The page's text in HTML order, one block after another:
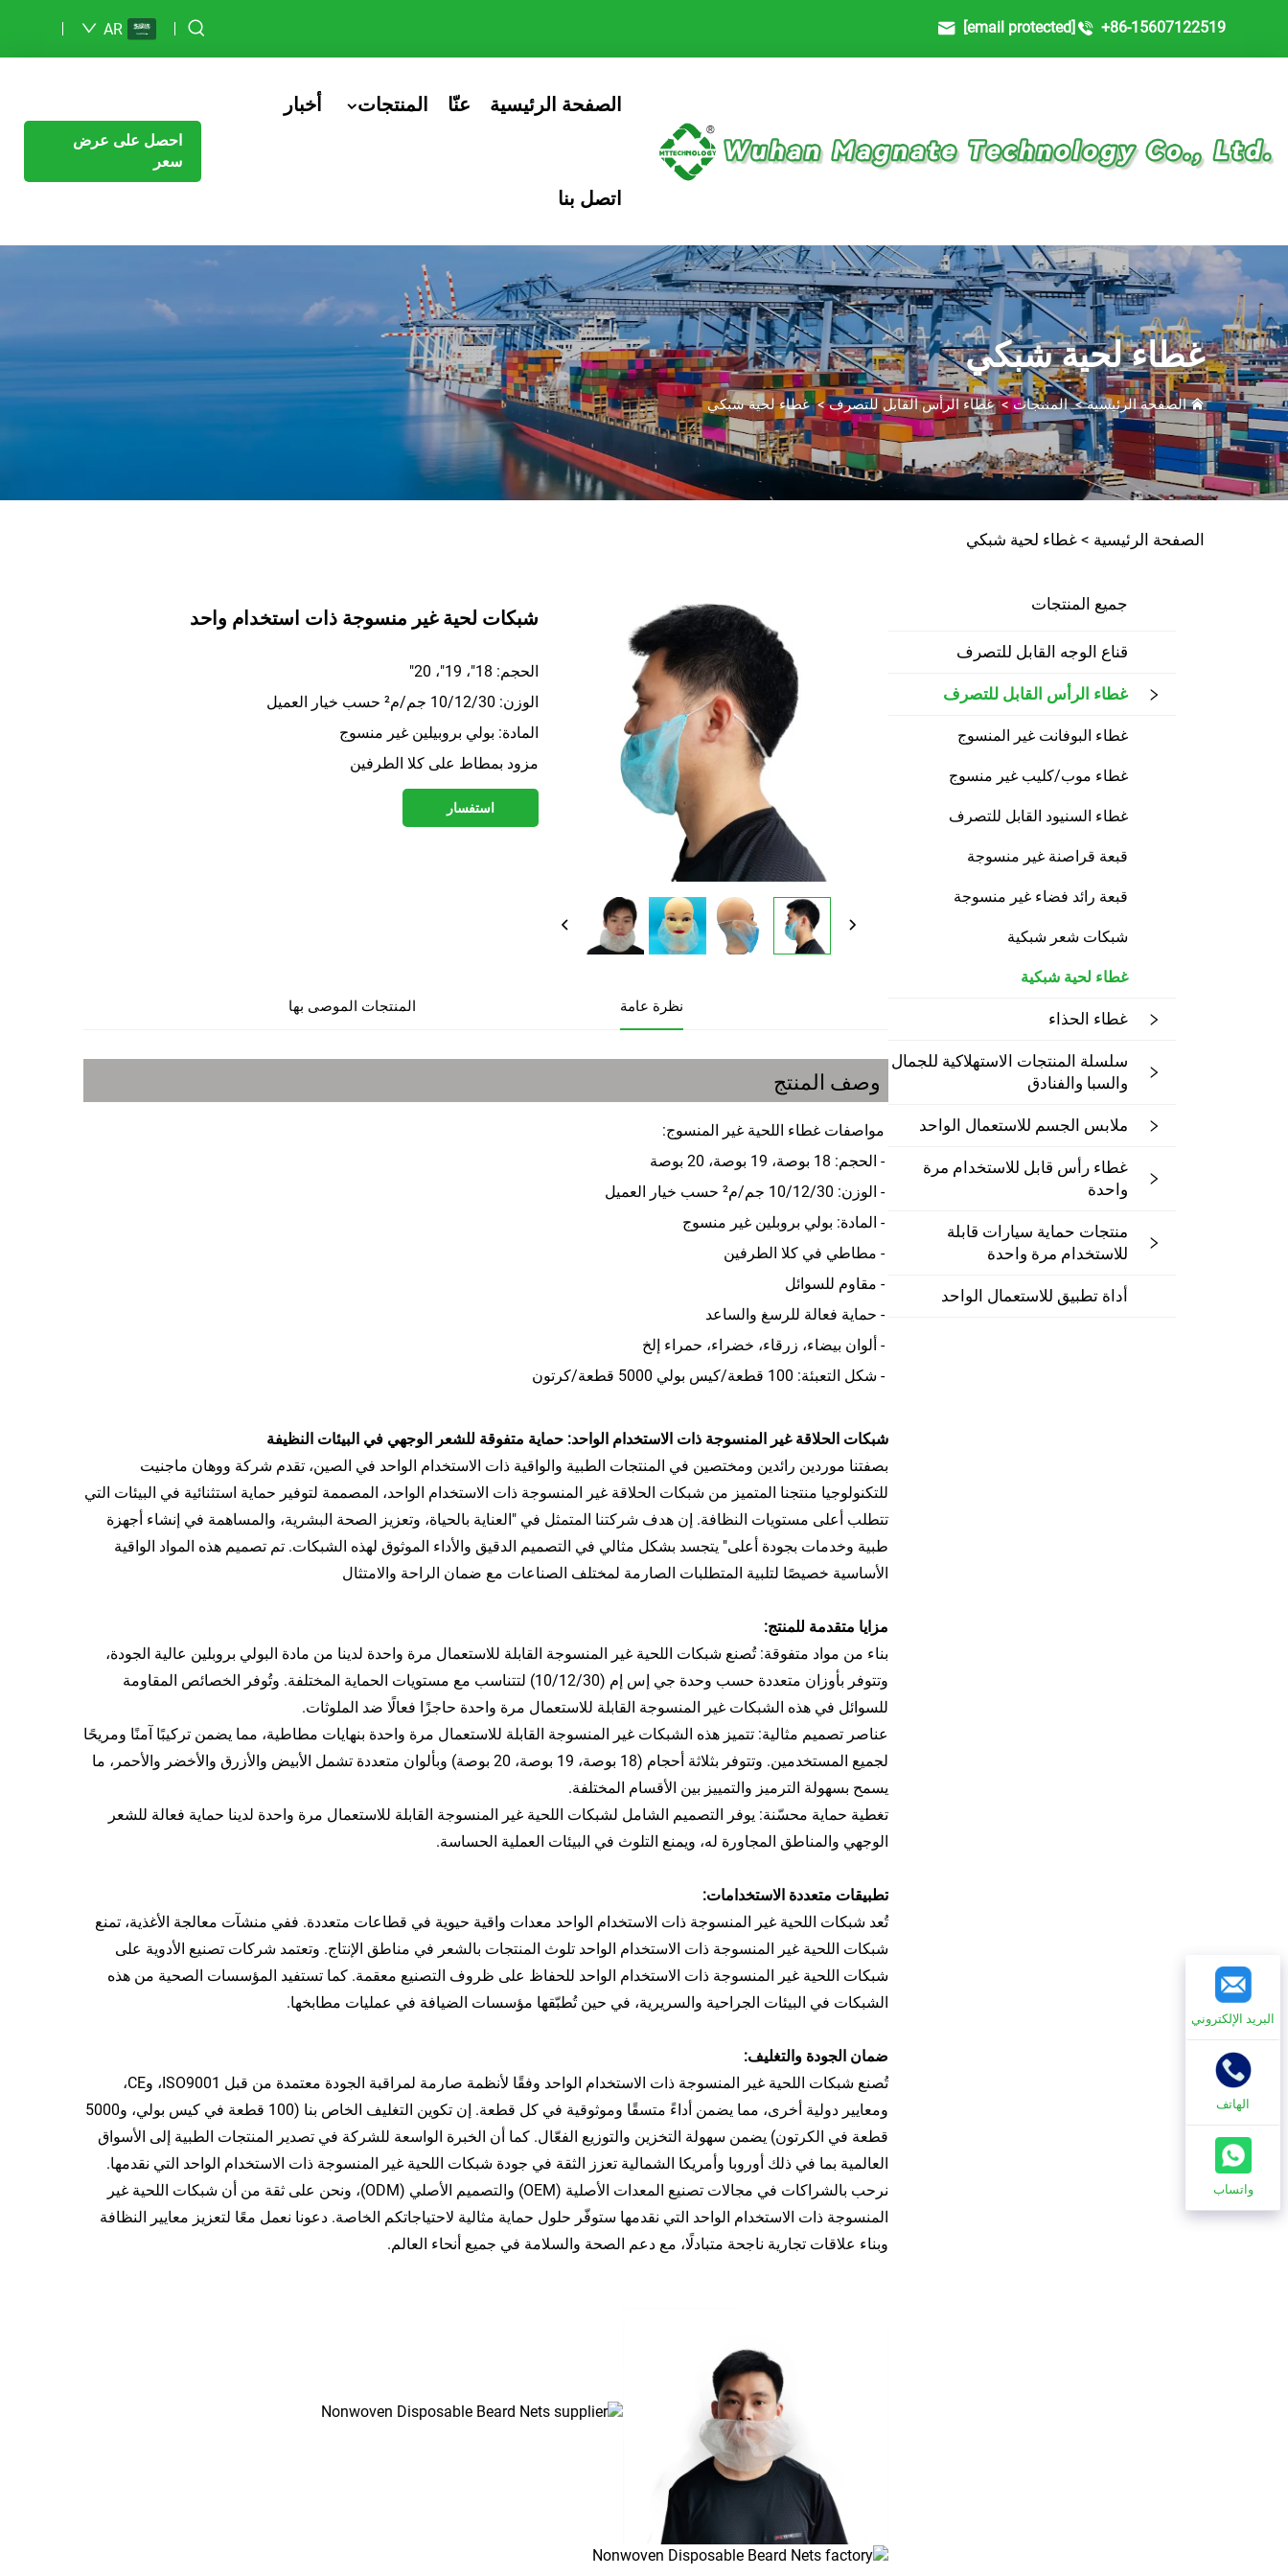
+86-15607122519
[email protected]
AR
الصفحة الرئيسية عنّا المنتجات أخبار
اتصل بنا
احصل على عرض
سعر
غطاء لحية شبكي
الصفحة الرئيسية>المنتجات>غطاء الرأس القابل للتصرف>غطاء لحية شبكي
الصفحة الرئيسية > غطاء لحية شبكي
جميع المنتجات
قناع الوجه القابل للتصرف
غطاء الرأس القابل للتصرف
غطاء البوفانت غير المنسوج
غطاء موب/كليب غير منسوج
غطاء السنيود القابل للتصرف
قبعة قراصنة غير منسوجة
قبعة رائد فضاء غير منسوجة
شبكات شعر شبكية
غطاء لحية شبكية
غطاء الحذاء
سلسلة المنتجات الاستهلاكية للجمال
والسبا والفنادق
ملابس الجسم للاستعمال الواحد
غطاء رأس قابل للاستخدام مرة
واحدة
منتجات حماية سيارات قابلة
للاستخدام مرة واحدة
أداة تطبيق للاستعمال الواحد
شبكات لحية غير منسوجة ذات استخدام واحد
الحجم: 18"، 19"، 20"
الوزن: 10/12/30 جم/م² حسب خيار العميل
المادة: بولي بروبيلين غير منسوج
مزود بمطاط على كلا الطرفين
استفسار
نظرة عامة المنتجات الموصى بها
وصف المنتج
مواصفات غطاء اللحية غير المنسوج:
- الحجم: 18 بوصة، 19 بوصة، 20 بوصة
- الوزن: 10/12/30 جم/م² حسب خيار العميل
- المادة: بولي بروبلين غير منسوج
- مطاطي في كلا الطرفين
- مقاوم للسوائل
- حماية فعالة للرسغ والساعد
- ألوان بيضاء، زرقاء، خضراء، حمراء إلخ
- شكل التعبئة: 100 قطعة/كيس بولي 5000 قطعة/كرتون
شبكات الحلاقة غير المنسوجة ذات الاستخدام الواحد: حماية متفوقة للشعر الوجهي في البيئات النظيفة
بصفتنا موردين رائدين ومختصين في المنتجات الطبية والواقية ذات الاستخدام الواحد في الصين، تقدم شركة ووهان ماجنيت
للتكنولوجيا منتجنا المتميز من شبكات الحلاقة غير المنسوجة ذات الاستخدام الواحد، المصممة لتوفير حماية استثنائية في البيئات التي
تتطلب أعلى مستويات النظافة. إن هدف شركتنا المتمثل في "العناية بالحياة، وتعزيز الصحة البشرية، والمساهمة في إنشاء أجهزة
طبية وخدمات بجودة أعلى" يتجسد بشكل مثالي في التصميم الدقيق والأداء الموثوق لهذه الشبكات. تم تصميم هذه المواد الواقية
الأساسية خصيصًا لتلبية المتطلبات الصارمة لمختلف الصناعات مع ضمان الراحة والامتثال
مزايا متقدمة للمنتج:
بناء من مواد متفوقة: تُصنع شبكات اللحية غير المنسوجة القابلة للاستعمال مرة واحدة لدينا من مادة البولي بروبلين عالية الجودة،
وتتوفر بأوزان متعددة حسب وحدة جي إس إم (10/12/30) لتتناسب مع مستويات الحماية المختلفة. وتُوفر الخصائص المقاومة
للسوائل في هذه الشبكات غير المنسوجة القابلة للاستعمال مرة واحدة حاجزًا فعالًا ضد الملوثات.
عناصر تصميم مثالية: تتميز هذه الشبكات غير المنسوجة القابلة للاستعمال مرة واحدة بنهايات مطاطية، مما يضمن تركيبًا آمنًا ومريحًا
لجميع المستخدمين. وتتوفر بثلاثة أحجام (18 بوصة، 19 بوصة، 20 بوصة) وبألوان متعددة تشمل الأبيض والأزرق والأخضر والأحمر، ما
يسمح بسهولة الترميز والتمييز بين الأقسام المختلفة.
تغطية حماية محسّنة: يوفر التصميم الشامل لشبكات اللحية غير المنسوجة القابلة للاستعمال مرة واحدة لدينا حماية فعالة للشعر
الوجهي والمناطق المجاورة له، ويمنع التلوث في البيئات العملية الحساسة.
تطبيقات متعددة الاستخدامات:
تُعد شبكات اللحية غير المنسوجة ذات الاستخدام الواحد معدات واقية حيوية في قطاعات متعددة. ففي منشآت معالجة الأغذية، تمنع
شبكات اللحية غير المنسوجة ذات الاستخدام الواحد تلوث المنتجات بالشعر في مناطق الإنتاج. وتعتمد شركات تصنيع الأدوية على
شبكات اللحية غير المنسوجة ذات الاستخدام الواحد للحفاظ على ظروف التصنيع معقمة. كما تستفيد المؤسسات الصحية من هذه
الشبكات في البيئات الجراحية والسريرية، في حين تُطبّقها مؤسسات الضيافة في عمليات مطابخها.
ضمان الجودة والتغليف:
تُصنع شبكات اللحية غير المنسوجة ذات الاستخدام الواحد وفقًا لأنظمة صارمة لمراقبة الجودة معتمدة من قبل ISO9001، وCE،
ومعايير دولية أخرى، مما يضمن أداءً متسقًا وموثوقية في كل قطعة. إن تكوين التغليف الخاص بنا (100 قطعة في كيس بولي، و5000
قطعة في الكرتون) يضمن سهولة التخزين والتوزيع الفعّال. كما أن الخبرة الواسعة للشركة في تصدير المنتجات الطبية إلى الأسواق
العالمية بما في ذلك أوروبا وأمريكا الشمالية تعزز الثقة في جودة شبكات اللحية غير المنسوجة ذات الاستخدام الواحد التي نقدمها.
نرحب بالشراكات في مجالات تصنيع المعدات الأصلية (OEM) والتصميم الأصلي (ODM)، ونحن على ثقة من أن شبكات اللحية غير
المنسوجة ذات الاستخدام الواحد التي نقدمها ستوفّر حلول حماية مثالية لاحتياجاتكم الخاصة. دعونا نعمل معًا لتعزيز معايير النظافة
وبناء علاقات تجارية ناجحة متبادلًا، مع دعم الصحة والسلامة في جميع أنحاء العالم.
البريد الإلكتروني
الهاتف
واتساب